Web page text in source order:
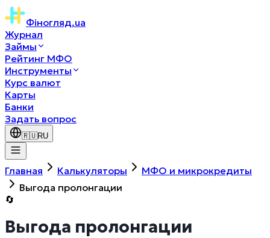
Фіногляд.ua
Журнал
Займы
Рейтинг МФО
Инструменты
Курс валют
Карты
Банки
Задать вопрос
🇷🇺RU
Главная Калькуляторы
МФО и микрокредиты
Выгода пролонгации
🔄
Выгода пролонгации